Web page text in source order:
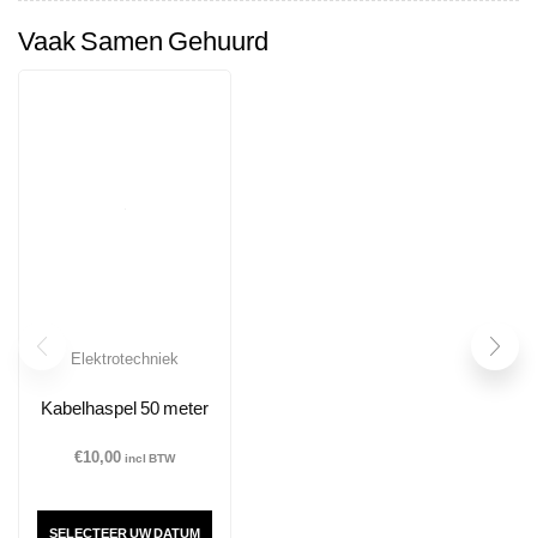
Vaak Samen Gehuurd
Elektrotechniek
Kabelhaspel 50 meter
€10,00 incl BTW
SELECTEER UW DATUM